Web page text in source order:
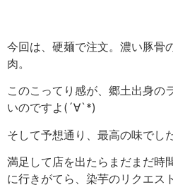
今回は、硬麺で注文。濃い豚骨
肉。
このこってり感が、郷土出身の
いのですよ(´∀`*)
そして予想通り、最高の味でし
満足して店を出たらまだまだ時
に行きがてら、染芋のリクエス